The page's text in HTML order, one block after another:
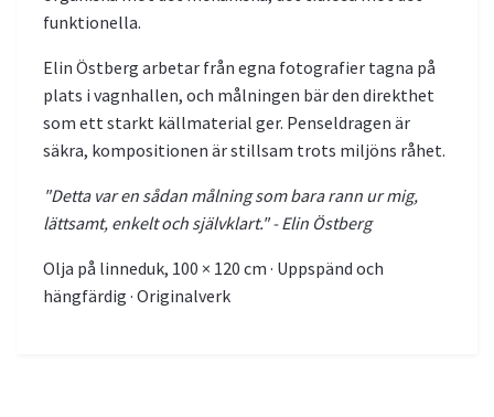
funktionella.
Elin Östberg arbetar från egna fotografier tagna på
plats i vagnhallen, och målningen bär den direkthet
som ett starkt källmaterial ger. Penseldragen är
säkra, kompositionen är stillsam trots miljöns råhet.
"Detta var en sådan målning som bara rann ur mig,
lättsamt, enkelt och självklart." - Elin Östberg
Olja på linneduk, 100 × 120 cm · Uppspänd och
hängfärdig · Originalverk